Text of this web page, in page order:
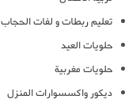
تعليم ربطات و لفات الحجاب
حلويات العيد
حلويات مغربية
ديكور واكسسوارات المنزل